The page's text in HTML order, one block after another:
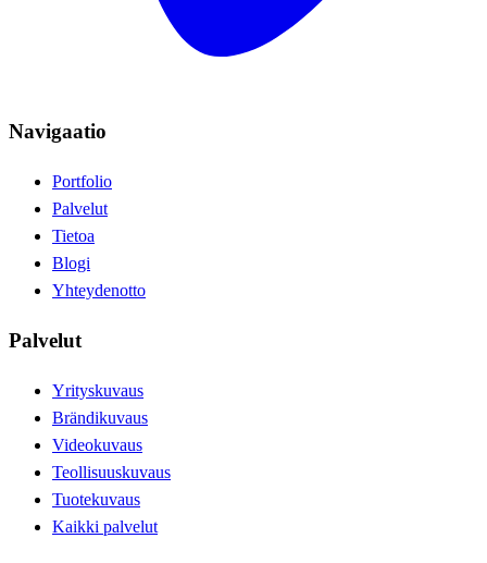
Navigaatio
Portfolio
Palvelut
Tietoa
Blogi
Yhteydenotto
Palvelut
Yrityskuvaus
Brändikuvaus
Videokuvaus
Teollisuuskuvaus
Tuotekuvaus
Kaikki palvelut